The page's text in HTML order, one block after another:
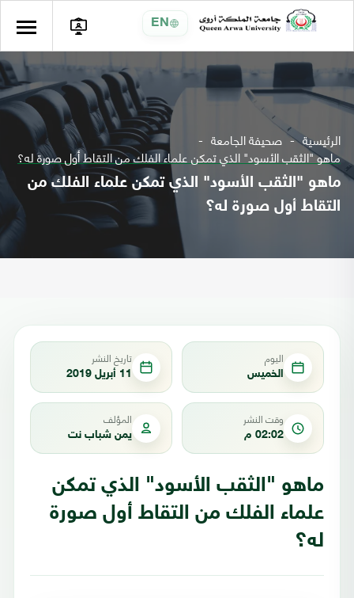
EN
الرئيسية صحيفة الجامعة
ماهو "الثقب الأسود" الذي تمكن علماء الفلك من التقاط أول صورة له؟
ماهو "الثقب الأسود" الذي تمكن علماء الفلك من
التقاط أول صورة له؟
اليوم
الخميس
تاريخ النشر
11 أبريل 2019
وقت النشر
02:02 م
المؤلف
يمن شباب نت
ماهو "الثقب الأسود" الذي تمكن
علماء الفلك من التقاط أول صورة
له؟